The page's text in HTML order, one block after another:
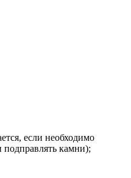
если необходимо
подправлять камни);